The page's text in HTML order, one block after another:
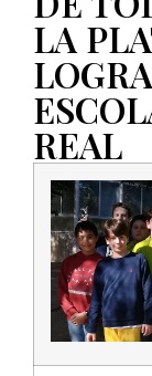
LA
REAL